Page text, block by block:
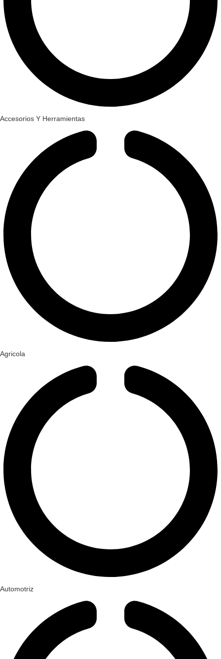
Accesorios Y Herramientas
Agricola
Automotriz